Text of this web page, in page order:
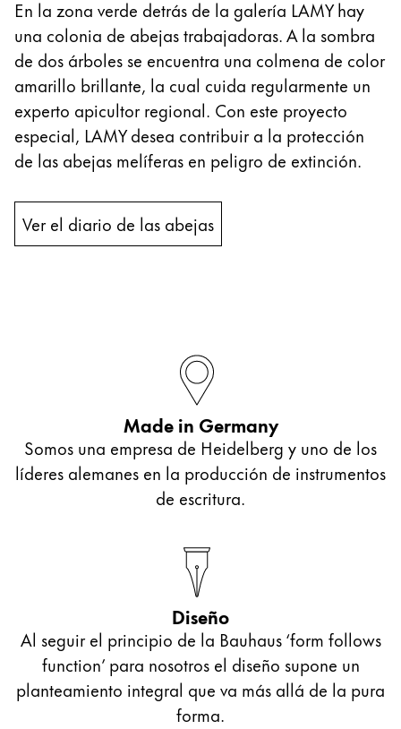
En la zona verde detrás de la galería LAMY hay
una colonia de abejas trabajadoras. A la sombra
de dos árboles se encuentra una colmena de color
amarillo brillante, la cual cuida regularmente un
experto apicultor regional. Con este proyecto
especial, LAMY desea contribuir a la protección
de las abejas melíferas en peligro de extinción.
Ver el diario de las abejas
Made in Germany
Somos una empresa de Heidelberg y uno de los
líderes alemanes en la producción de instrumentos
de escritura.
Diseño
Al seguir el principio de la Bauhaus ‘form follows
function’ para nosotros el diseño supone un
planteamiento integral que va más allá de la pura
forma.